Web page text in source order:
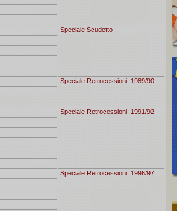
Speciale Scudetto
Speciale Retrocessioni: 1989/90
Speciale Retrocessioni: 1991/92
Speciale Retrocessioni: 1996/97